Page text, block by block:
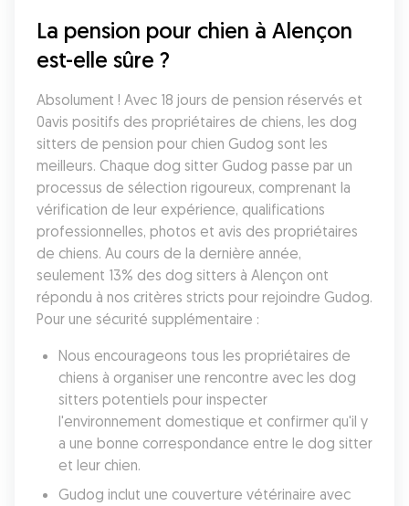
La pension pour chien à Alençon
est-elle sûre ?
Absolument ! Avec 18 jours de pension réservés et
0avis positifs des propriétaires de chiens, les dog
sitters de pension pour chien Gudog sont les
meilleurs. Chaque dog sitter Gudog passe par un
processus de sélection rigoureux, comprenant la
vérification de leur expérience, qualifications
professionnelles, photos et avis des propriétaires
de chiens. Au cours de la dernière année,
seulement 13% des dog sitters à Alençon ont
répondu à nos critères stricts pour rejoindre Gudog.
Pour une sécurité supplémentaire :
Nous encourageons tous les propriétaires de
chiens à organiser une rencontre avec les dog
sitters potentiels pour inspecter
l'environnement domestique et confirmer qu'il y
a une bonne correspondance entre le dog sitter
et leur chien.
Gudog inclut une couverture vétérinaire avec